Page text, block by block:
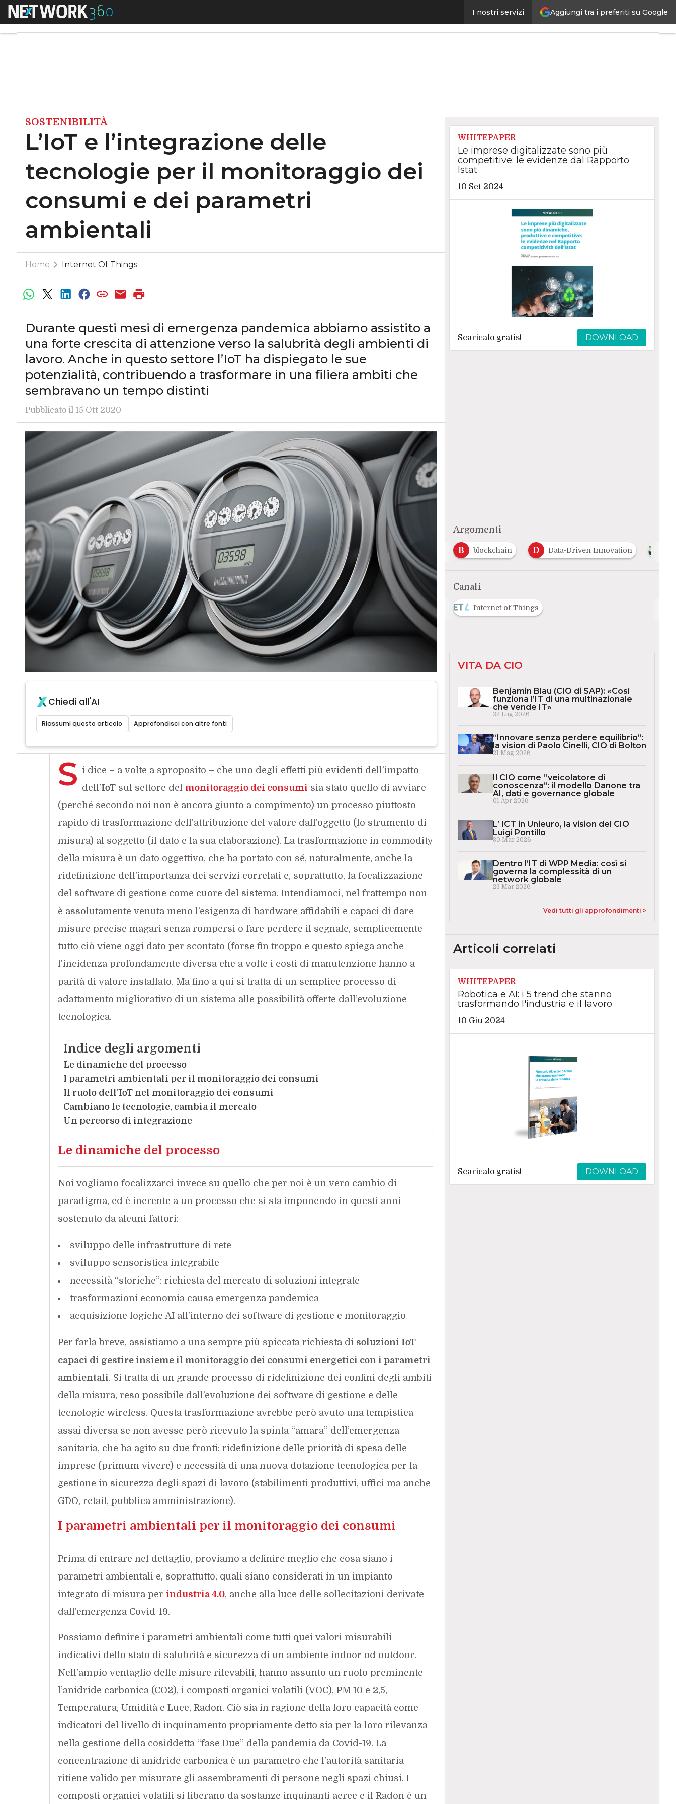
Aggiungi tra i preferiti su Google
I nostri servizi
Menu L’IoT e l’integrazione delle tecnologie per il monitoraggio dei consumi e dei parametri ambientaliUltimi
articoli
Intelligenza
SOSTENIBILITÀ
L’IoT e l’integrazione delle
tecnologie per il monitoraggio dei
consumi e dei parametri
ambientali
Home Internet Of Things
Durante questi mesi di emergenza pandemica abbiamo assistito a
una forte crescita di attenzione verso la salubrità degli ambienti di
lavoro. Anche in questo settore l’IoT ha dispiegato le sue
potenzialità, contribuendo a trasformare in una filiera ambiti che
sembravano un tempo distinti
Pubblicato il 15 Ott 2020
Chiedi all'AI
Riassumi questo articolo Approfondisci con altre fonti
S i dice – a volte a sproposito – che uno degli effetti più evidenti dell’impatto
dell’IoTsul settore del monitoraggio dei consumi sia stato quello di avviare
(perché secondo noi non è ancora giunto a compimento) un processo piuttosto
rapido di trasformazione dell’attribuzione del valore dall’oggetto (lo strumento di
misura) al soggetto (il dato e la sua elaborazione). La trasformazione in commodity
della misura è un dato oggettivo, che ha portato con sé, naturalmente, anche la
ridefinizione dell’importanza dei servizi correlati e, soprattutto, la focalizzazione
del software di gestione come cuore del sistema. Intendiamoci, nel frattempo non
è assolutamente venuta meno l’esigenza di hardware affidabili e capaci di dare
misure precise magari senza rompersi o fare perdere il segnale, semplicemente
tutto ciò viene oggi dato per scontato (forse fin troppo e questo spiega anche
l’incidenza profondamente diversa che a volte i costi di manutenzione hanno a
parità di valore installato. Ma fino a qui si tratta di un semplice processo di
adattamento migliorativo di un sistema alle possibilità offerte dall’evoluzione
tecnologica.
Indice degli argomenti
Le dinamiche del processo
I parametri ambientali per il monitoraggio dei consumi
Il ruolo dell’IoT nel monitoraggio dei consumi
Cambiano le tecnologie, cambia il mercato
Un percorso di integrazione
Le dinamiche del processo
Noi vogliamo focalizzarci invece su quello che per noi è un vero cambio di
paradigma, ed è inerente a un processo che si sta imponendo in questi anni
sostenuto da alcuni fattori:
sviluppo delle infrastrutture di rete
sviluppo sensoristica integrabile
necessità “storiche”: richiesta del mercato di soluzioni integrate
trasformazioni economia causa emergenza pandemica
acquisizione logiche AI all’interno dei software di gestione e monitoraggio
Per farla breve, assistiamo a una sempre più spiccata richiesta di soluzioni IoT
capaci di gestire insieme il monitoraggio dei consumi energetici con i parametri
ambientali. Si tratta di un grande processo di ridefinizione dei confini degli ambiti
della misura, reso possibile dall’evoluzione dei software di gestione e delle
tecnologie wireless. Questa trasformazione avrebbe però avuto una tempistica
assai diversa se non avesse però ricevuto la spinta “amara” dell’emergenza
sanitaria, che ha agito su due fronti: ridefinizione delle priorità di spesa delle
imprese (primum vivere) e necessità di una nuova dotazione tecnologica per la
gestione in sicurezza degli spazi di lavoro (stabilimenti produttivi, uffici ma anche
GDO, retail, pubblica amministrazione).
I parametri ambientali per il monitoraggio dei consumi
Prima di entrare nel dettaglio, proviamo a definire meglio che cosa siano i
parametri ambientali e, soprattutto, quali siano considerati in un impianto
integrato di misura per industria 4.0, anche alla luce delle sollecitazioni derivate
dall’emergenza Covid-19.
Possiamo definire i parametri ambientali come tutti quei valori misurabili
indicativi dello stato di salubrità e sicurezza di un ambiente indoor od outdoor.
Nell’ampio ventaglio delle misure rilevabili, hanno assunto un ruolo preminente
l’anidride carbonica (CO2), i composti organici volatili (VOC), PM 10 e 2,5,
Temperatura, Umidità e Luce, Radon. Ciò sia in ragione della loro capacità come
indicatori del livello di inquinamento propriamente detto sia per la loro rilevanza
nella gestione della cosiddetta “fase Due” della pandemia da Covid-19. La
concentrazione di anidride carbonica è un parametro che l’autorità sanitaria
ritiene valido per misurare gli assembramenti di persone negli spazi chiusi. I
composti organici volatili si liberano da sostanze inquinanti aeree e il Radon è un
WHITEPAPER
Le imprese digitalizzate sono più
competitive: le evidenze dal Rapporto
Istat
10 Set 2024
Scaricalo gratis! DOWNLOAD
Argomenti
A Analytics B blockchain D Data-Driven Innovation
Canali
Internet of Things
VITA DA CIO
Benjamin Blau (CIO di SAP): «Così
funziona l’IT di una multinazionale
che vende IT»
22 Lug 2026
“Innovare senza perdere equilibrio”:
la vision di Paolo Cinelli, CIO di Bolton
21 Mag 2026
Il CIO come “veicolatore di
conoscenza”: il modello Danone tra
AI, dati e governance globale
01 Apr 2026
L’ ICT in Unieuro, la vision del CIO
Luigi Pontillo
30 Mar 2026
Dentro l’IT di WPP Media: così si
governa la complessità di un
network globale
23 Mar 2026
Vedi tutti gli approfondimenti >
Articoli correlati
WHITEPAPER
Robotica e AI: i 5 trend che stanno
trasformando l'industria e il lavoro
10 Giu 2024
Scaricalo gratis! DOWNLOAD